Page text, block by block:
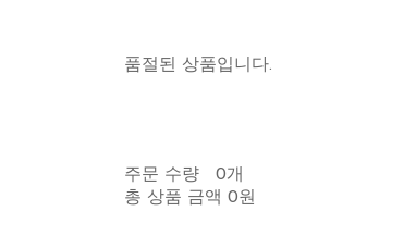
품절된 상품입니다.
주문 수량
0개
총 상품 금액 0원